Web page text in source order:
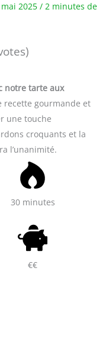
2025 / 2 minutes de
notre tarte aux
recette gourmande et
une touche
croquants et la
l’unanimité.
30 minutes
€€